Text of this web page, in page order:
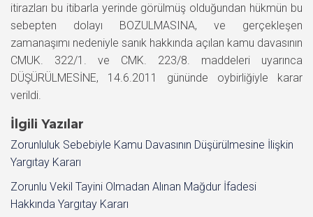
itirazları bu itibarla yerinde görülmüş olduğundan hükmün bu
sebepten dolayı BOZULMASINA, ve gerçekleşen
zamanaşımı nedeniyle sanık hakkında açılan kamu davasının
CMUK. 322/1. ve CMK. 223/8. maddeleri uyarınca
DÜŞÜRÜLMESİNE, 14.6.2011 gününde oybirliğiyle karar
verildi.
İlgili Yazılar
Zorunluluk Sebebiyle Kamu Davasının Düşürülmesine İlişkin
Yargıtay Kararı
Zorunlu Vekil Tayini Olmadan Alınan Mağdur İfadesi
Hakkında Yargıtay Kararı